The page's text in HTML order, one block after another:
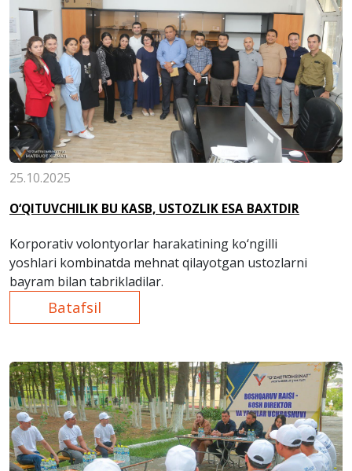
25.10.2025
O‘QITUVCHILIK BU KASB, USTOZLIK ESA BAXTDIR
Korporativ volontyorlar harakatining ko‘ngilli
yoshlari kombinatda mehnat qilayotgan ustozlarni
bayram bilan tabrikladilar.
Batafsil